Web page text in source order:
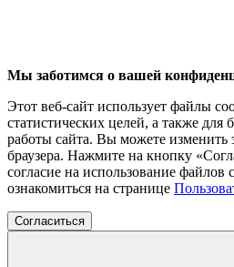
Мы заботимся о вашей
Этот веб-сайт использует файлы
статистических целей, а также для
работы сайта. Вы можете изменить
браузера. Нажмите на кнопку
согласие на использование
ознакомиться на странице
Согласиться